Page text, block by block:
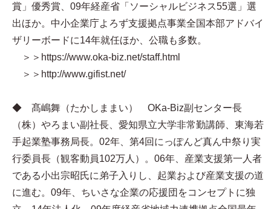
賞」優秀賞、09年経産省「ソーシャルビジネス55選」選
出ほか。中小企業庁よろず支援拠点事業全国本部アドバイ
ザリーボードに14年就任ほか、公職も多数。
＞＞https://www.oka-biz.net/staff.html
＞＞http://www.gifist.net/
◆ 髙嶋舞（たかしままい） OKa-Biz副センター長
（株）やろまい副社長、愛知県立大学非常勤講師、東海若
手起業塾事務局長。02年、第4回にっぽんど真ん中祭り実
行委員長（観客動員102万人）。06年、産業支援第一人者
である小出宗昭氏に弟子入りし、起業および産業支援の道
に進む。09年、ちいさな企業の応援団をコンセプトに独